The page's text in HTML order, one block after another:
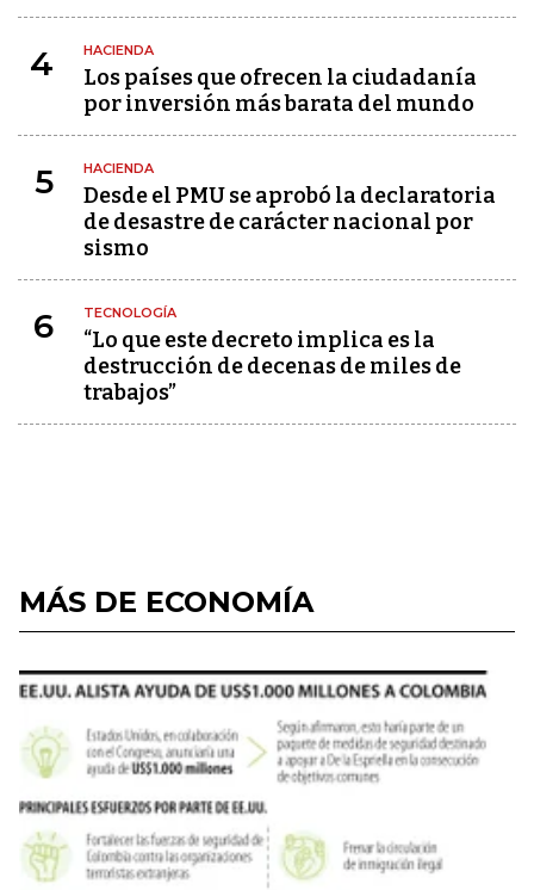
4 HACIENDA
Los países que ofrecen la ciudadanía
por inversión más barata del mundo
5 HACIENDA
Desde el PMU se aprobó la declaratoria
de desastre de carácter nacional por
sismo
6 TECNOLOGÍA
“Lo que este decreto implica es la
destrucción de decenas de miles de
trabajos”
MÁS DE ECONOMÍA